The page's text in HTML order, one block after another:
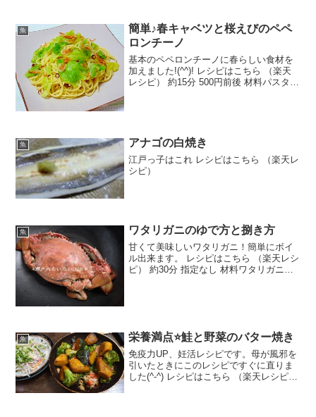
魚
簡単♪春キャベツと桜えびのペペ
ロンチーノ
基本のペペロンチーノに春らしい食材を
加えました!(^^)! レシピはこちら （楽天
レシピ） 約15分 500円前後 材料パスタ春
魚 アナゴの白焼き
江戸っ子はこれ レシピはこちら （楽天レ
シピ）
魚 ワタリガニのゆで方と捌き方
甘くて美味しいワタリガニ！簡単にボイ
ル出来ます。 レシピはこちら （楽天レシ
ピ） 約30分 指定なし 材料ワタリガニ塩
魚 栄養満点⭐鮭と野菜のバター焼き
免疫力UP、妊活レシピです。母が風邪を
引いたときにこのレシピですぐに直りま
した(^-^) レシピはこちら （楽天レシピ）